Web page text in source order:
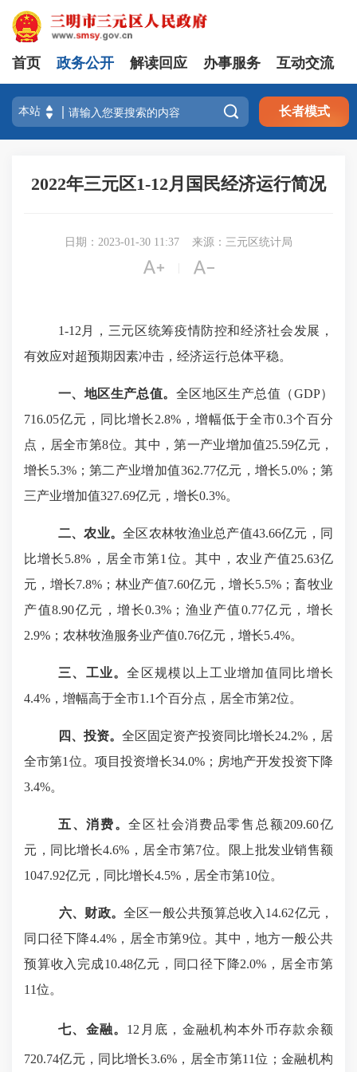
首页 政务公开 解读回应 办事服务 互动交流
 长者模式
2022年三元区1-12月国民经济运行简况
日期：2023-01-30 11:37 来源：三元区统计局
 
1-12月 ， 三元区统筹疫情防控和经济社会发展，
有效应对超预期因素冲击，经济运行总体平稳。
一、地区生产总值。 全区地区生产总值（GDP）
716.05亿元，同比增长2.8%， 增幅低于全市0.3个百分
点 ，居全市第8位。其中，第一产业增加值25.59亿元，
增长5.3%； 第二产业增加值362.77亿元，增长5.0%； 第
三产业增加值327.69亿元，增长0.3%。
二、农业。全区农林牧渔业总产值43.66亿元，同
比增长5.8%，居全市第1 位 。其中 ，农业产值25.63亿
元，增长7.8%；林业产值7.60亿元，增长5.5%；畜牧业
产值8.90亿元， 增长0.3%；渔业产值0.77亿元，增长
2.9%；农林牧渔服务业产值0.76亿元，增长5.4%。
三、工业。全 区规模以上工业增加值 同比增长
4.4% ， 增幅高于全市1.1个百分点，居全市第2位。
四、投资。 全区固定资产投资同比增长24.2%，居
全市第1位。 项目投资增长34.0%； 房地产开发投资下降
3.4%。
五、消费。全 区社会消费品零售总额209.60亿
元，同比增长4.6%，居全市第7位。
限上批发业销售额
1047.92亿元，同比增长4.5%，居全市第10位。
六、财政。全区一般公共预算总收入 14.62亿元，
同口径下降4.4%，居全市第9位。其中，地方一般公共
预算收入完成10.48亿元，同口径下降2.0%，居全市第
11位。
七、金融。 12 月底，金融机构本外币存款余额
720.74亿元，同比增长3.6%，居全市第11位 ； 金融机构